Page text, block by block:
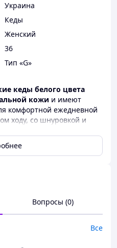
Украина
Кеды
Женский
36
Тип «G»
кеды белого цвета
кожи и имеют
комфортной ежедневной
ходу, со шнуровкой и
белые кожаные кеды
шорты, платья и станут
Вопросы (0)
Все